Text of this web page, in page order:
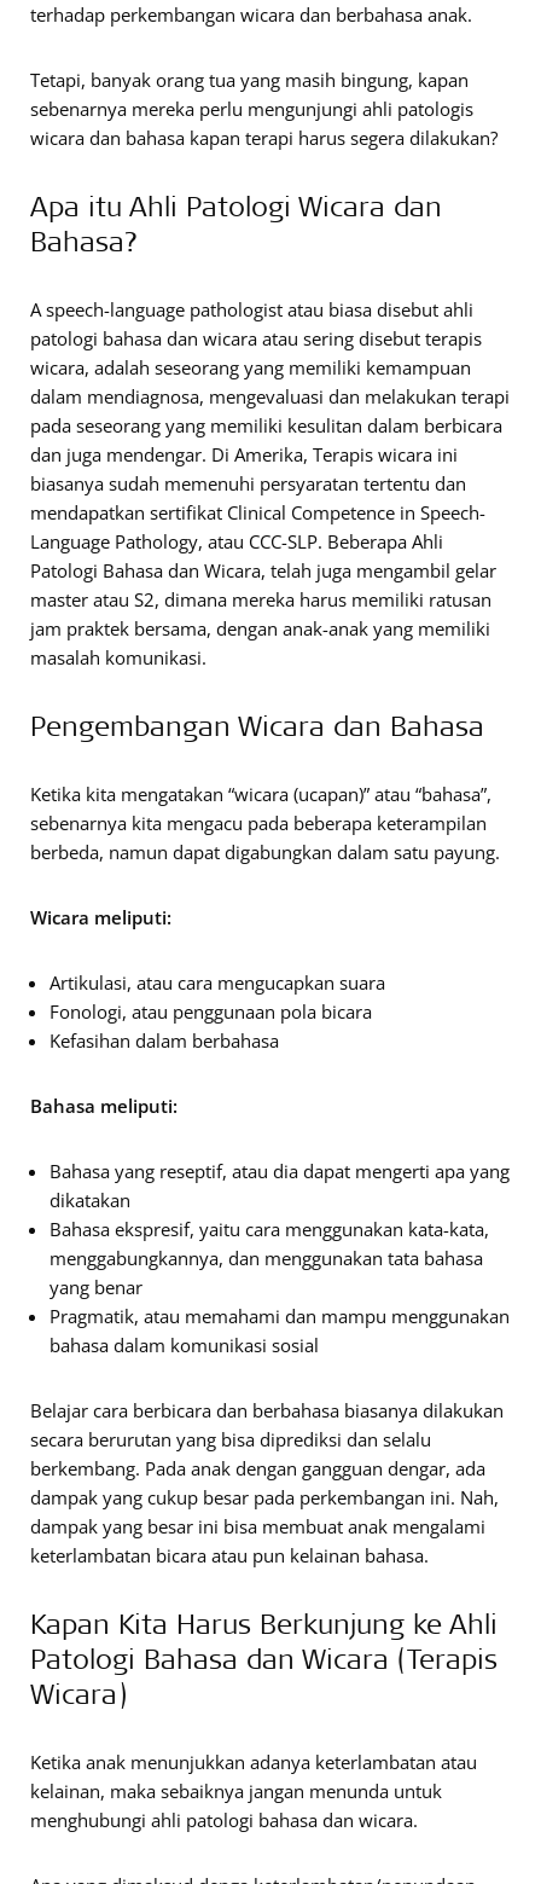
terhadap perkembangan wicara dan berbahasa anak.
Tetapi, banyak orang tua yang masih bingung, kapan
sebenarnya mereka perlu mengunjungi ahli patologis
wicara dan bahasa kapan terapi harus segera dilakukan?
Apa itu Ahli Patologi Wicara dan
Bahasa?
A speech-language pathologist atau biasa disebut ahli
patologi bahasa dan wicara atau sering disebut terapis
wicara, adalah seseorang yang memiliki kemampuan
dalam mendiagnosa, mengevaluasi dan melakukan terapi
pada seseorang yang memiliki kesulitan dalam berbicara
dan juga mendengar. Di Amerika, Terapis wicara ini
biasanya sudah memenuhi persyaratan tertentu dan
mendapatkan sertifikat Clinical Competence in Speech-
Language Pathology, atau CCC-SLP. Beberapa Ahli
Patologi Bahasa dan Wicara, telah juga mengambil gelar
master atau S2, dimana mereka harus memiliki ratusan
jam praktek bersama, dengan anak-anak yang memiliki
masalah komunikasi.
Pengembangan Wicara dan Bahasa
Ketika kita mengatakan “wicara (ucapan)” atau “bahasa”,
sebenarnya kita mengacu pada beberapa keterampilan
berbeda, namun dapat digabungkan dalam satu payung.
Wicara meliputi:
Artikulasi, atau cara mengucapkan suara
Fonologi, atau penggunaan pola bicara
Kefasihan dalam berbahasa
Bahasa meliputi:
Bahasa yang reseptif, atau dia dapat mengerti apa yang
dikatakan
Bahasa ekspresif, yaitu cara menggunakan kata-kata,
menggabungkannya, dan menggunakan tata bahasa
yang benar
Pragmatik, atau memahami dan mampu menggunakan
bahasa dalam komunikasi sosial
Belajar cara berbicara dan berbahasa biasanya dilakukan
secara berurutan yang bisa diprediksi dan selalu
berkembang. Pada anak dengan gangguan dengar, ada
dampak yang cukup besar pada perkembangan ini. Nah,
dampak yang besar ini bisa membuat anak mengalami
keterlambatan bicara atau pun kelainan bahasa.
Kapan Kita Harus Berkunjung ke Ahli
Patologi Bahasa dan Wicara (Terapis
Wicara)
Ketika anak menunjukkan adanya keterlambatan atau
kelainan, maka sebaiknya jangan menunda untuk
menghubungi ahli patologi bahasa dan wicara.